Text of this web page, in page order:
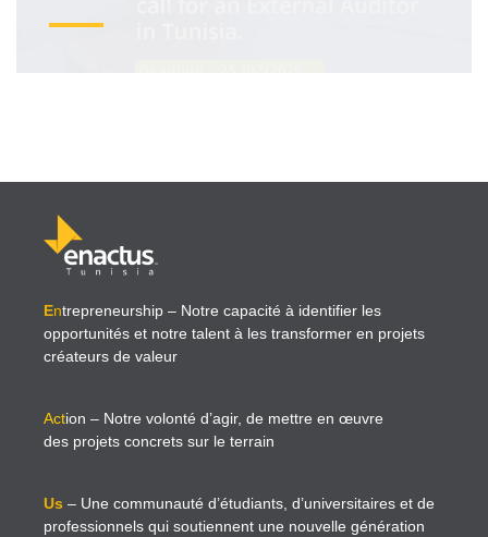
Entrepreneurship – Notre capacité à identifier les
opportunités et notre talent à les transformer en projets
créateurs de valeur
Action – Notre volonté d’agir, de mettre en œuvre
des projets concrets sur le terrain
Us – Une communauté d’étudiants, d’universitaires et de
professionnels qui soutiennent une nouvelle génération